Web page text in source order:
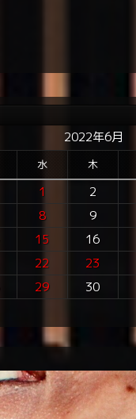
2022年6月
水 木
1 2
8 9
15 16
22 23
29 30